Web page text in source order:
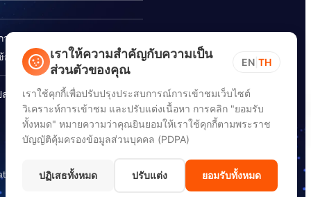
ร
ร้องเรียนการทุจริต
อดภัยสารสนเทศทางไซเบอร์
(DGA)
เราให้ความสำคัญกับความเป็น
ส่วนตัวของคุณ
EN TH
เราใช้คุกกี้เพื่อปรับปรุงประสบการณ์การเข้าชมเว็บไซต์
วิเคราะห์การเข้าชม และปรับแต่งเนื้อหา การคลิก "ยอมรับ
ทั้งหมด" หมายความว่าคุณยินยอมให้เราใช้คุกกี้ตามพระราช
บัญญัติคุ้มครองข้อมูลส่วนบุคคล (PDPA)
ปฏิเสธทั้งหมด ปรับแต่ง ยอมรับทั้งหมด